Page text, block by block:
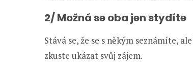
2/ Možná se oba jen stydíte
Stává se, že se s někým seznámíte,
zkuste ukázat svůj zájem.